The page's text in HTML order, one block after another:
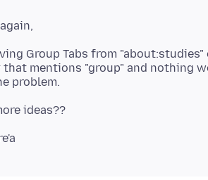
Group Tabs from
that mentions "group" and nothing